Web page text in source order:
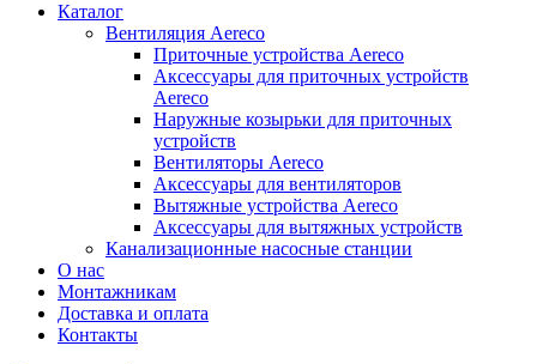
Каталог
Вентиляция Aereco
Приточные устройства Aereco
Аксессуары для приточных устройств
Aereco
Наружные козырьки для приточных
устройств
Вентиляторы Aereco
Аксессуары для вентиляторов
Вытяжные устройства Aereco
Аксессуары для вытяжных устройств
Канализационные насосные станции
О нас
Монтажникам
Доставка и оплата
Контакты